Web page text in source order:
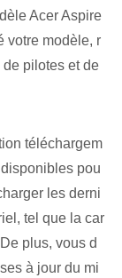
Acer Aspire
votre modèle, r
pilotes et de
téléchargem
pou
les derni
tel que la car
plus, vous d
à jour du mi